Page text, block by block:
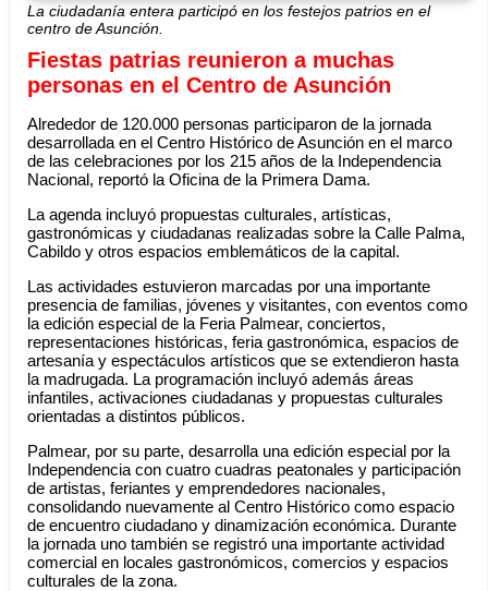
La ciudadanía entera participó en los festejos patrios en el
centro de Asunción.
Fiestas patrias reunieron a muchas
personas en el Centro de Asunción
Alrededor de 120.000 personas participaron de la jornada
desarrollada en el Centro Histórico de Asunción en el marco
de las celebraciones por los 215 años de la Independencia
Nacional, reportó la Oficina de la Primera Dama.
La agenda incluyó propuestas culturales, artísticas,
gastronómicas y ciudadanas realizadas sobre la Calle Palma,
Cabildo y otros espacios emblemáticos de la capital.
Las actividades estuvieron marcadas por una importante
presencia de familias, jóvenes y visitantes, con eventos como
la edición especial de la Feria Palmear, conciertos,
representaciones históricas, feria gastronómica, espacios de
artesanía y espectáculos artísticos que se extendieron hasta
la madrugada. La programación incluyó además áreas
infantiles, activaciones ciudadanas y propuestas culturales
orientadas a distintos públicos.
Palmear, por su parte, desarrolla una edición especial por la
Independencia con cuatro cuadras peatonales y participación
de artistas, feriantes y emprendedores nacionales,
consolidando nuevamente al Centro Histórico como espacio
de encuentro ciudadano y dinamización económica. Durante
la jornada uno también se registró una importante actividad
comercial en locales gastronómicos, comercios y espacios
culturales de la zona.